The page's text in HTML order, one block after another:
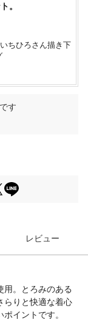
。
ちひろさん描き下
す
レビュー
用。とろみのある
らりと快適な着心
イントです。